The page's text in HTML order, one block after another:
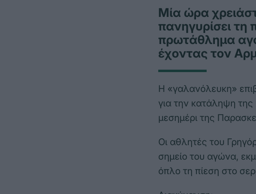
Μία ώρα
πανηγυρίσει τη
πρωτάθλημα
έχοντας τον
Η «γαλανόλευκη»
για την κατάληψη της
μεσημέρι της
Οι αθλητές του
σημείο του αγώνα,
όπλο τη πίεση στο